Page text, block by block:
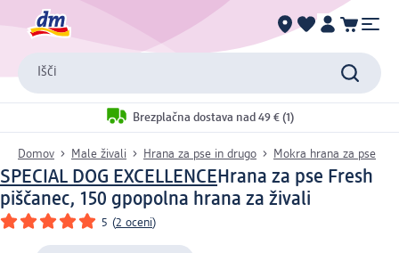
Išči
Brezplačna dostava nad 49 € (1)
Domov Male živali Hrana za pse in drugo Mokra hrana za pse
SPECIAL DOG EXCELLENCE Hrana za pse Fresh
piščanec, 150 gpopolna hrana za živali
5 (2 oceni)